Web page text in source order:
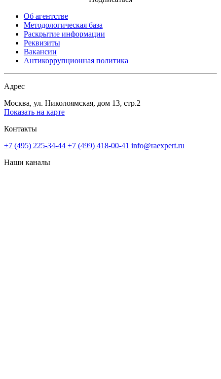
Об агентстве
Методологическая база
Раскрытие информации
Реквизиты
Вакансии
Антикоррупционная политика
Адрес
Москва, ул. Николоямская, дом 13, стр.2
Показать на карте
Контакты
+7 (495) 225-34-44 +7 (499) 418-00-41 info@raexpert.ru
Наши каналы